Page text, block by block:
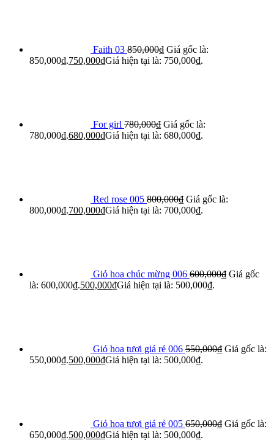
Faith 03 850,000₫ Giá gốc là:
850,000₫.750,000₫Giá hiện tại là: 750,000₫.
For girl 780,000₫ Giá gốc là:
780,000₫.680,000₫Giá hiện tại là: 680,000₫.
Red rose 005 800,000₫ Giá gốc là:
800,000₫.700,000₫Giá hiện tại là: 700,000₫.
Giỏ hoa chúc mừng 006 600,000₫ Giá gốc
là: 600,000₫.500,000₫Giá hiện tại là: 500,000₫.
Giỏ hoa tươi giá rẻ 006 550,000₫ Giá gốc là:
550,000₫.500,000₫Giá hiện tại là: 500,000₫.
Giỏ hoa tươi giá rẻ 005 650,000₫ Giá gốc là:
650,000₫.500,000₫Giá hiện tại là: 500,000₫.